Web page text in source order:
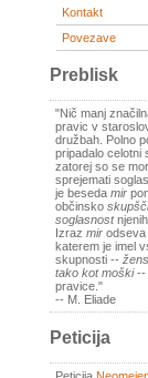
Kontakt
Povezave
Preblisk
"Nič manj
pravic v
družbah. Polno
pripadalo celotni
zatorej so se
sprejemati
je beseda mir
občinsko
soglasnost
Izraz mir odseva
katerem je imel
skupnosti --
tako kot moški--
pravice."
-- M. Eliade
Peticija